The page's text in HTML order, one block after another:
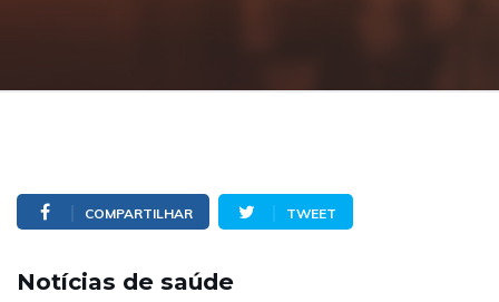
COMPARTILHAR TWEET
Notícias de saúde